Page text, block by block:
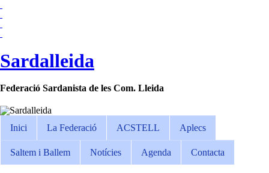
Sardalleida
Federació Sardanista de les Com. Lleida
Inici La Federació ACSTELL Aplecs
Saltem i Ballem Notícies Agenda Contacta